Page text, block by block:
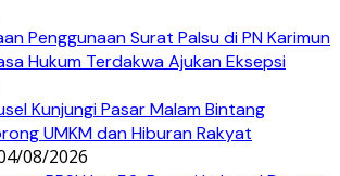
Penggunaan Surat Palsu di PN Karimun
Hukum Terdakwa Ajukan Eksepsi
Kunjungi Pasar Malam Bintang
UMKM dan Hiburan Rakyat
08/2026